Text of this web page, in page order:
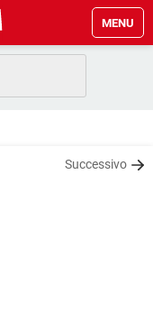
MENU
10
Successivo